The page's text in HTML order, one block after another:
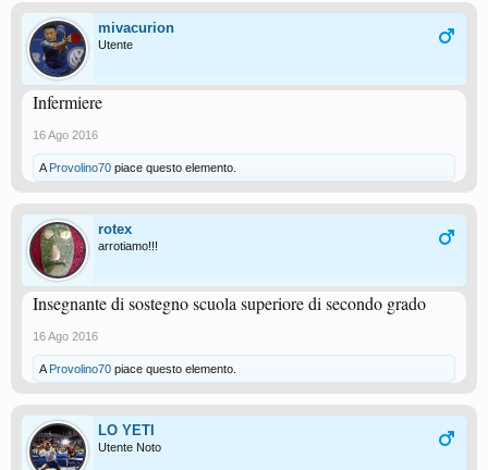
mivacurion
Utente
Infermiere
16 Ago 2016
A Provolino70 piace questo elemento.
rotex
arrotiamo!!!
Insegnante di sostegno scuola superiore di secondo grado
16 Ago 2016
A Provolino70 piace questo elemento.
LO YETI
Utente Noto